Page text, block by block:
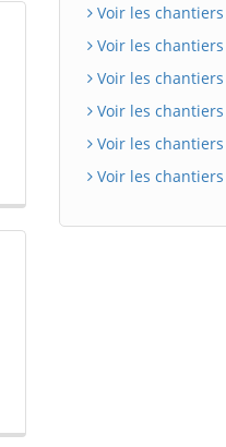
Voir les
Voir les
Voir les
Voir les
Voir les
Voir les